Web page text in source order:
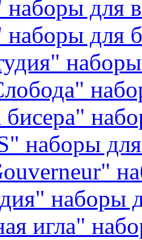
наборы для
для
бисера"
наборы
наборы
игла"